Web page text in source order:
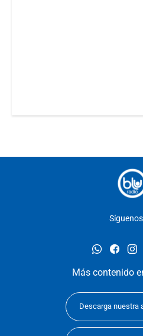
whatsapp
Más contenido
Descarga nuestra